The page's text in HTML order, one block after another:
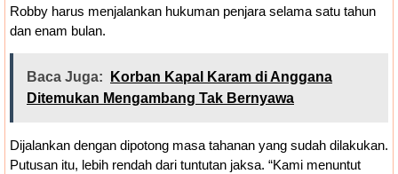
Robby harus menjalankan hukuman penjara selama satu tahun
dan enam bulan.
Baca Juga:
Korban Kapal Karam di Anggana
Ditemukan Mengambang Tak Bernyawa
Dijalankan dengan dipotong masa tahanan yang sudah dilakukan.
Putusan itu, lebih rendah dari tuntutan jaksa. “Kami menuntut